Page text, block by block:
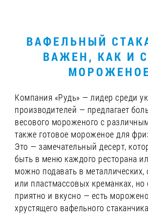
ВАФЕЛЬНЫЙ
ВАЖЕН, КАК И
Компания «Рудь» — лидер среди
производителей — предлагает
весового мороженого с
также готовое мороженое для
Это — замечательный десерт,
быть в меню каждого ресторана
можно подавать в металлических,
или пластмассовых креманках, но
приятно и вкусно — есть
хрустящего вафельного